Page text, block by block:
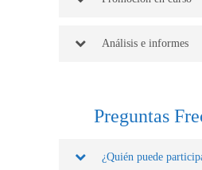
Análisis e informes
Preguntas
¿Quién puede